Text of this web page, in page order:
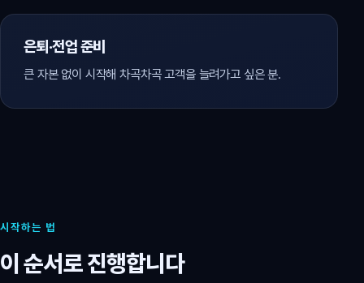
은퇴·전업 준비
큰 자본 없이 시작해 차곡차곡 고객을 늘려가고 싶은 분.
시작하는 법
이 순서로 진행합니다